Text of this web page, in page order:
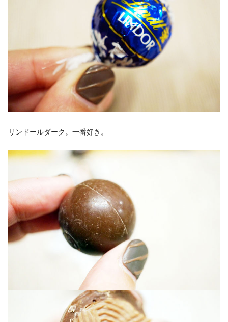
リンドールダーク。一番好き。